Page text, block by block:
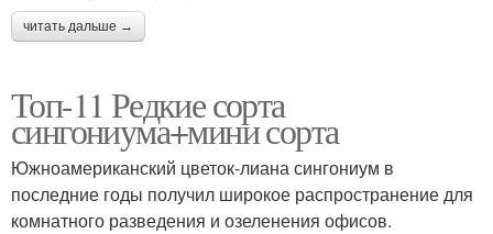
читать дальше →
Топ-11 Редкие сорта
сингониума+мини сорта
Южноамериканский цветок-лиана сингониум в
последние годы получил широкое распространение для
комнатного разведения и озеленения офисов.